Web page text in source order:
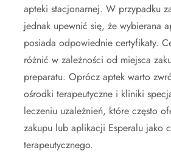
apteki stacjonarnej. W przypadku
jednak upewnić się, że wybierana
posiada odpowiednie certyfikaty.
różnić w zależności od miejsca
preparatu. Oprócz aptek warto
ośrodki terapeutyczne i kliniki
leczeniu uzależnień, które często
zakupu lub aplikacji Esperalu jako
terapeutycznego.